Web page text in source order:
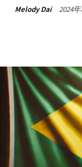
Melody Dai 2024